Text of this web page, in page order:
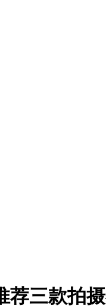
荐三款拍